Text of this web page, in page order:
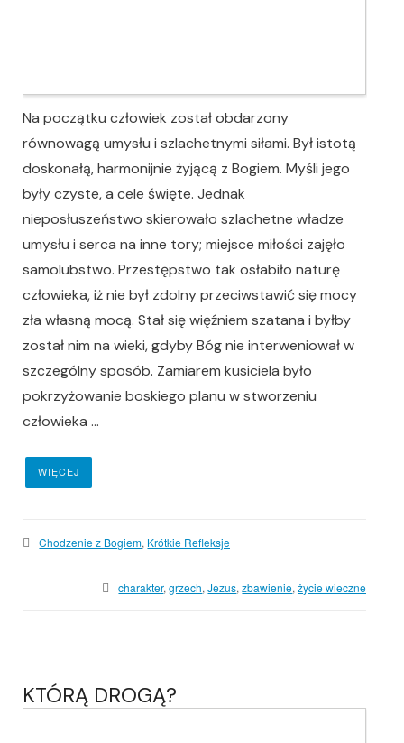
Na początku człowiek został obdarzony
równowagą umysłu i szlachetnymi siłami. Był istotą
doskonałą, harmonijnie żyjącą z Bogiem. Myśli jego
były czyste, a cele święte. Jednak
nieposłuszeństwo skierowało szlachetne władze
umysłu i serca na inne tory; miejsce miłości zajęło
samolubstwo. Przestępstwo tak osłabiło naturę
człowieka, iż nie był zdolny przeciwstawić się mocy
zła własną mocą. Stał się więźniem szatana i byłby
został nim na wieki, gdyby Bóg nie interweniował w
szczególny sposób. Zamiarem kusiciela było
pokrzyżowanie boskiego planu w stworzeniu
człowieka ...
WIĘCEJ
Chodzenie z Bogiem, Krótkie Refleksje
charakter,grzech,Jezus,zbawienie,życie wieczne
KTÓRĄ DROGĄ?